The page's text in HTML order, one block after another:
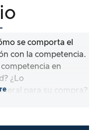
se comporta el
con la competencia.
en
¿Lo
para su compra?